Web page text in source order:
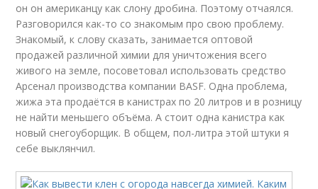
он он американцу как слону дробина. Поэтому отчаялся.
Разговорился как-то со знакомым про свою проблему.
Знакомый, к слову сказать, занимается оптовой
продажей различной химии для уничтожения всего
живого на земле, посоветовал использовать средство
Арсенал производства компании BASF. Одна проблема,
жижа эта продаётся в канистрах по 20 литров и в розницу
не найти меньшего объёма. А стоит одна канистра как
новый снегоуборщик. В общем, пол-литра этой штуки я
себе выклянчил.